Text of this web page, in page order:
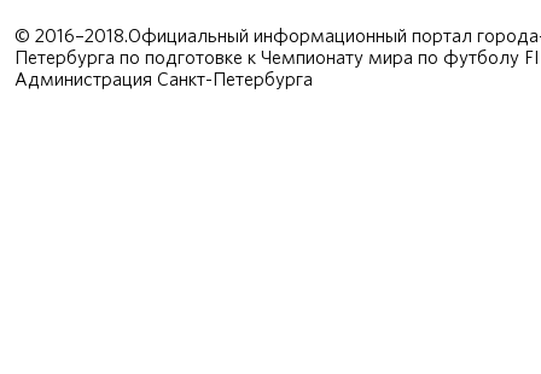
© 2016–2018.Официальный информационный портал
Петербурга по подготовке к Чемпионату мира по футболу
Администрация Санкт-Петербурга